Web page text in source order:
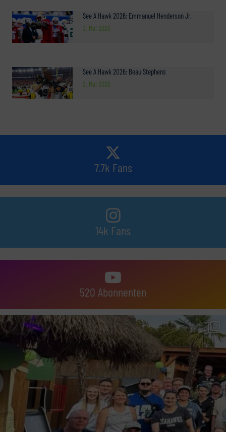
See A Hawk 2026: Emmanuel Henderson Jr.
3. Mai 2026
See A Hawk 2026: Beau Stephens
2. Mai 2026
7.7k Fans
14k Fans
520 Abonnenten